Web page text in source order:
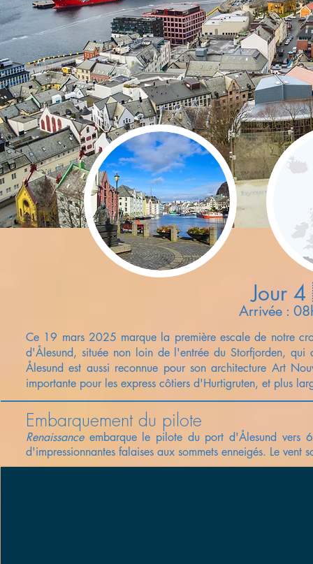
Jour
Arrivée :
Ce 19 mars 2025 marque la première escale de notre
d'Ålesund, située non loin de l'entrée du Storfjorden, qui
Ålesund est aussi reconnue pour son architecture Art
importante pour les express côtiers d'Hurtigruten, et plus
Embarquement du pilote
Renaissanceembarque le pilote du port d'Ålesund vers
d'impressionnantes falaises aux sommets enneigés. Le vent